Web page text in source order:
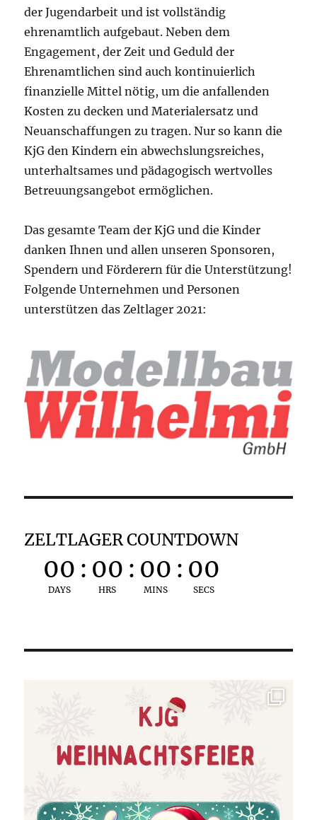
der Jugendarbeit und ist vollständig
ehrenamtlich aufgebaut. Neben dem
Engagement, der Zeit und Geduld der
Ehrenamtlichen sind auch kontinuierlich
finanzielle Mittel nötig, um die anfallenden
Kosten zu decken und Materialersatz und
Neuanschaffungen zu tragen. Nur so kann die
KjG den Kindern ein abwechslungsreiches,
unterhaltsames und pädagogisch wertvolles
Betreuungsangebot ermöglichen.
Das gesamte Team der KjG und die Kinder
danken Ihnen und allen unseren Sponsoren,
Spendern und Förderern für die Unterstützung!
Folgende Unternehmen und Personen
unterstützen das Zeltlager 2021:
ZELTLAGER COUNTDOWN
00
DAYS
: 00
HRS
: 00
MINS
: 00
SECS